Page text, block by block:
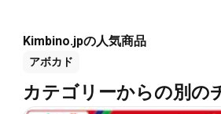
Kimbino.jpの人気商品
アボカド
カテゴリーからの別の